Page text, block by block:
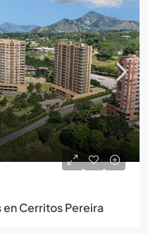
Cerritos Pereira